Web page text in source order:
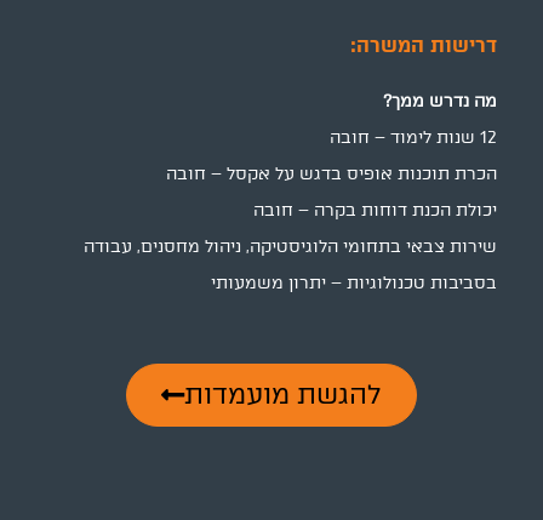
דרישות המשרה:
מה נדרש ממך?
12 שנות לימוד – חובה
הכרת תוכנות אופיס בדגש על אקסל – חובה
יכולת הכנת דוחות בקרה – חובה
שירות צבאי בתחומי הלוגיסטיקה, ניהול מחסנים, עבודה
בסביבות טכנולוגיות – יתרון משמעותי
להגשת מועמדות